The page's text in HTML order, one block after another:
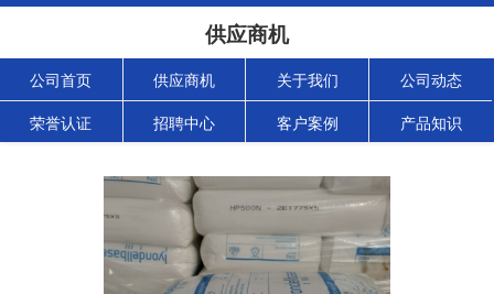
供应商机
公司首页 供应商机 关于我们 公司动态
荣誉认证 招聘中心 客户案例 产品知识